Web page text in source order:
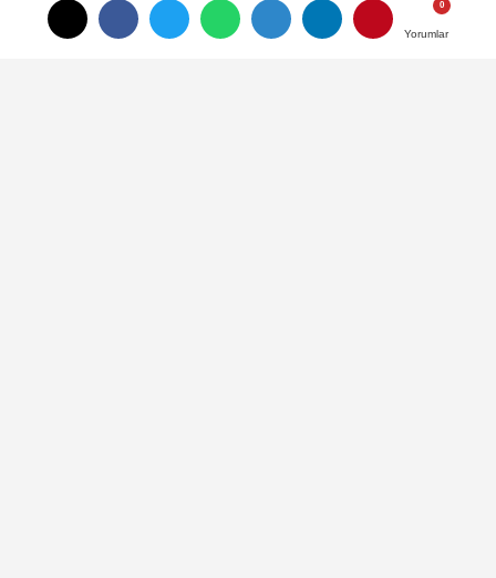
Yorumlar
26 Mayıs 2026 - 12:01
Yorumlar